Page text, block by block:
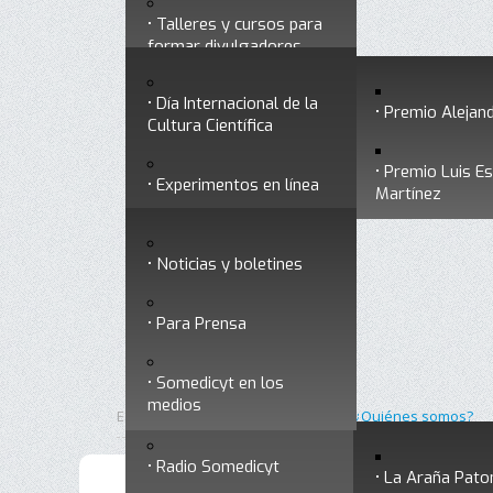
Historia
Premios a divulgadores Premio
Premio Luis
Martínez
Talleres y cursos para
formar divulgadores
Otros servicios
Divulgación
Día Internacional de la
Cultura Científica
Experimentos en línea
Ciencia y Tecnología
Nuestra ciencia
responde
Radio Somedicyt La Araña
Noticias
Noticias y boletines
Para Prensa
Somedicyt en los
medios
Está aquí: Inicio ¿Quiénes somos?